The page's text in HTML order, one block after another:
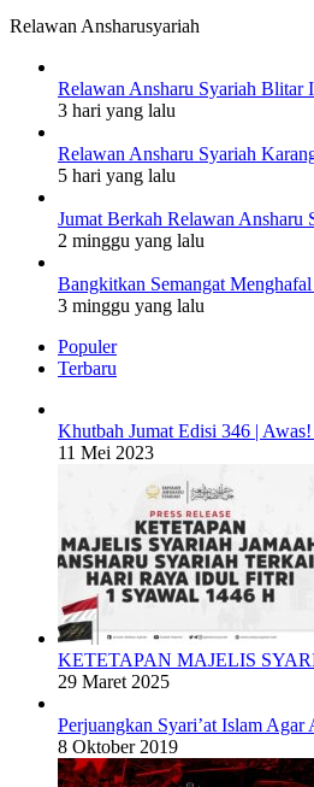
Relawan Ansharusyariah
Relawan Ansharu Syariah Blitar
3 hari yang lalu
Relawan Ansharu Syariah
5 hari yang lalu
Jumat Berkah Relawan Ansharu
2 minggu yang lalu
Bangkitkan Semangat
3 minggu yang lalu
Populer
Terbaru
Khutbah Jumat Edisi 346 |
11 Mei 2023
KETETAPAN MAJELIS
29 Maret 2025
Perjuangkan Syari’at Islam
8 Oktober 2019